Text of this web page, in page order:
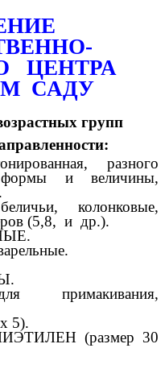
ЦЕНТРА
САДУ
групп
разного
и величины,
колонковые,
(5,8, и др.).
примакивания,
5).
(размер 30